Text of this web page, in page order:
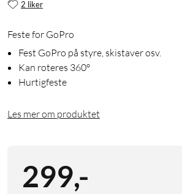
2 liker
Feste for GoPro
Fest GoPro på styre, skistaver osv.
Kan roteres 360°
Hurtigfeste
Les mer om produktet
299,-